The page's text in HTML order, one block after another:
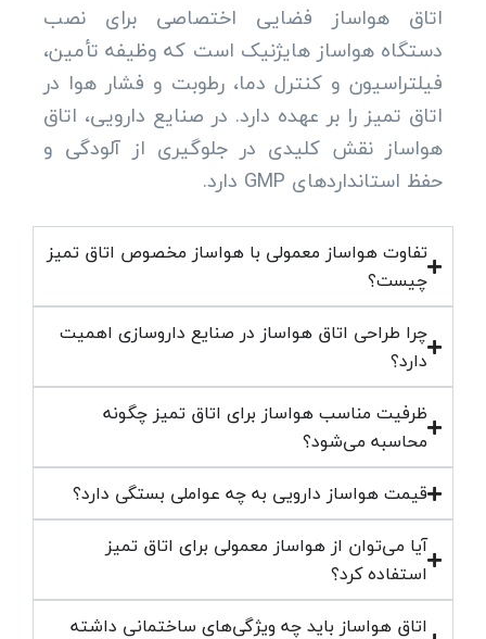
اتاق هواساز فضایی اختصاصی برای نصب
دستگاه هواساز هایژنیک است که وظیفه تأمین،
فیلتراسیون و کنترل دما، رطوبت و فشار هوا در
اتاق تمیز را بر عهده دارد. در صنایع دارویی، اتاق
هواساز نقش کلیدی در جلوگیری از آلودگی و
حفظ استانداردهای GMP دارد.
تفاوت هواساز معمولی با هواساز مخصوص اتاق تمیز
چیست؟
چرا طراحی اتاق هواساز در صنایع داروسازی اهمیت
دارد؟
ظرفیت مناسب هواساز برای اتاق تمیز چگونه
محاسبه می‌شود؟
قیمت هواساز دارویی به چه عواملی بستگی دارد؟
آیا می‌توان از هواساز معمولی برای اتاق تمیز
استفاده کرد؟
اتاق هواساز باید چه ویژگی‌های ساختمانی داشته